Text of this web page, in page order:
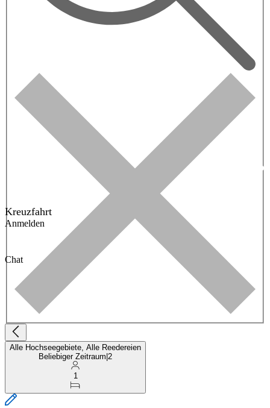
Kreuzfahrt
Anmelden
Chat
Alle Hochseegebiete, Alle Reedereien
Beliebiger Zeitraum 2
1